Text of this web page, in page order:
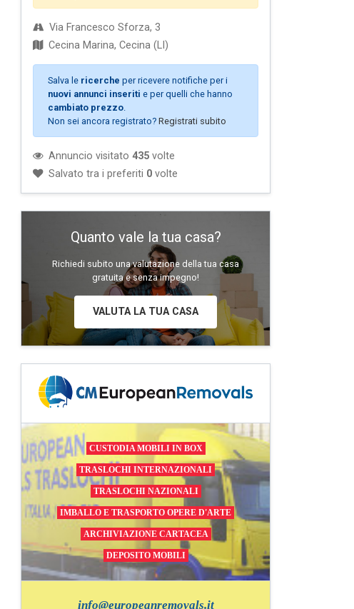
Via Francesco Sforza, 3
Cecina Marina, Cecina (LI)
Salva le ricerche per ricevere notifiche per i
nuovi annunci inseriti e per quelli che hanno
cambiato prezzo.
Non sei ancora registrato? Registrati subito
Annuncio visitato 435 volte
Salvato tra i preferiti 0 volte
Quanto vale la tua casa?
Richiedi subito una valutazione della tua casa
gratuita e senza impegno!
VALUTA LA TUA CASA
CUSTODIA MOBILI IN BOX
TRASLOCHI INTERNAZIONALI
TRASLOCHI NAZIONALI
IMBALLO E TRASPORTO OPERE D'ARTE
ARCHIVIAZIONE CARTACEA
DEPOSITO MOBILI
info@europeanremovals.it